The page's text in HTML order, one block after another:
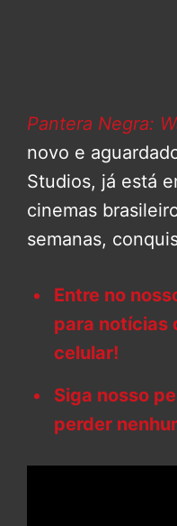
Pantera Negra:
novo e
Studios, já está
cinemas
semanas,
Entre no
para notícias
celular!
Siga nosso
perder